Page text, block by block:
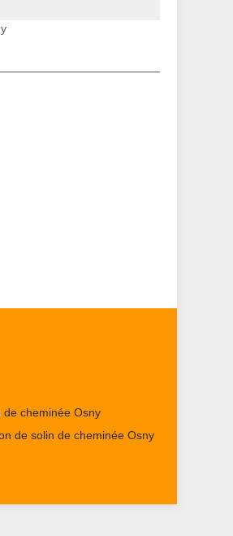
de cheminée Osny
de solin de cheminée Osny